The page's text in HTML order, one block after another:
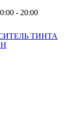
- 20:00